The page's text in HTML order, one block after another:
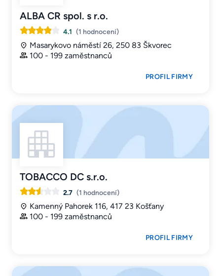
ALBA CR spol. s r.o.
4.1 (1 hodnocení)
Masarykovo náměstí 26, 250 83 Škvorec
100 - 199 zaměstnanců
PROFIL FIRMY
TOBACCO DC s.r.o.
2.7 (1 hodnocení)
Kamenný Pahorek 116, 417 23 Košťany
100 - 199 zaměstnanců
PROFIL FIRMY